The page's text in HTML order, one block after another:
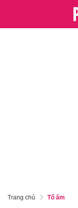
Trang chủ Tổ ấm